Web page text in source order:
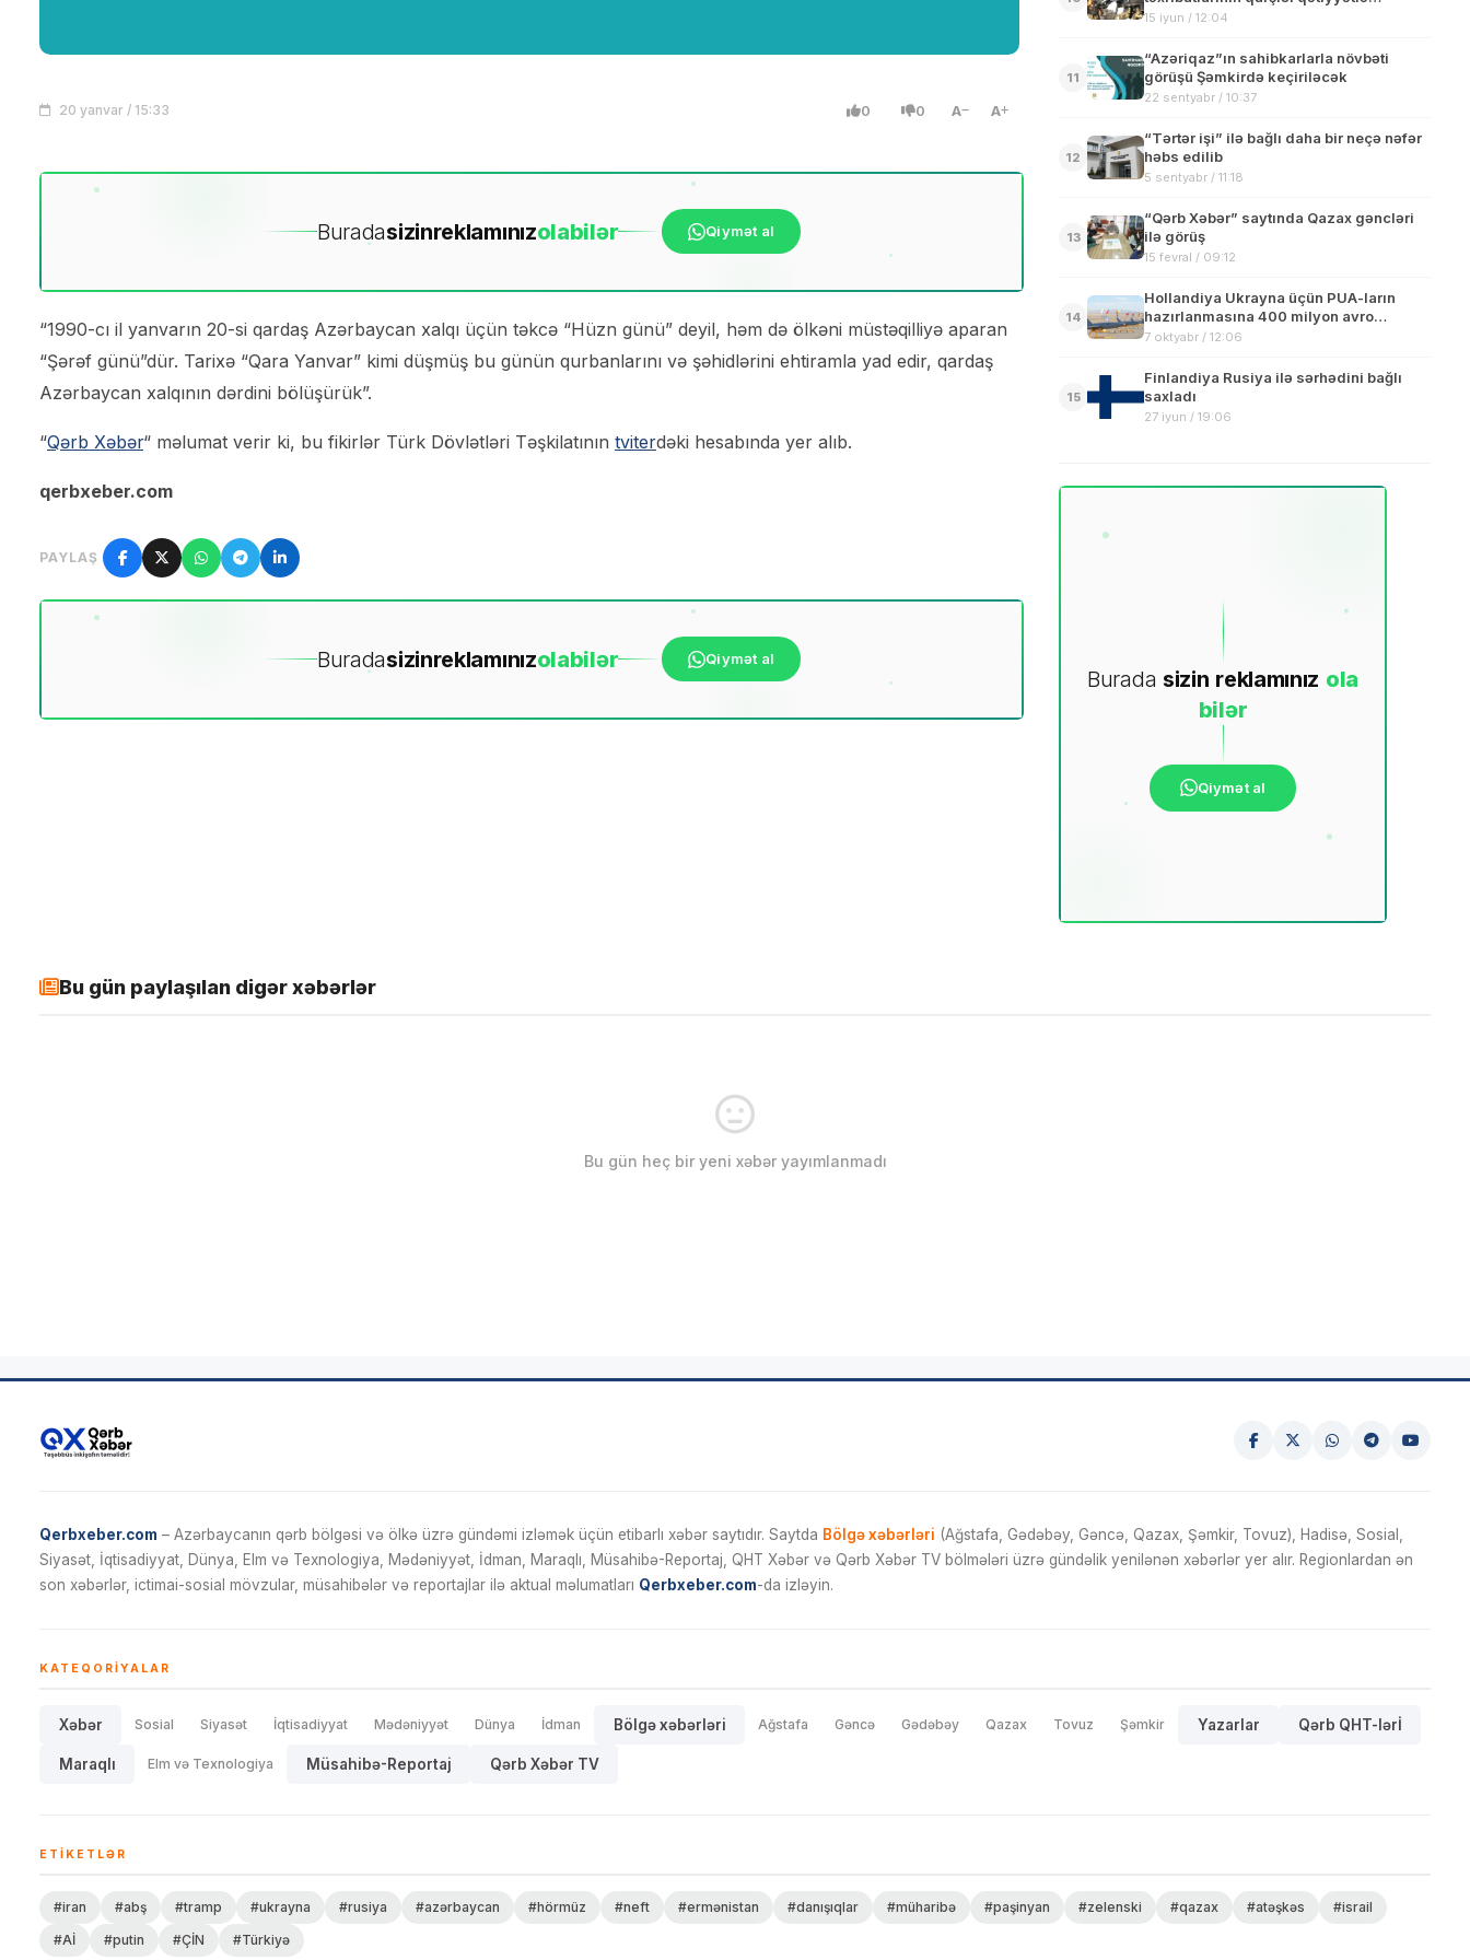
20 yanvar / 15:33 0 0 A A
Buradasizinreklamınızolabilər Qiymət al
“1990-cı il yanvarın 20-si qardaş Azərbaycan xalqı üçün təkcə “Hüzn günü” deyil, həm də ölkəni müstəqilliyə aparan
“Şərəf günü”dür. Tarixə “Qara Yanvar” kimi düşmüş bu günün qurbanlarını və şəhidlərini ehtiramla yad edir, qardaş
Azərbaycan xalqının dərdini bölüşürük”.
“Qərb Xəbər“ məlumat verir ki, bu fikirlər Türk Dövlətləri Təşkilatının tviterdəki hesabında yer alıb.
qerbxeber.com
PAYLAŞ
Buradasizinreklamınızolabilər Qiymət al
alınacaq”
15 iyun / 12:04
11
“Azəriqaz”ın sahibkarlarla növbəti
görüşü Şəmkirdə keçiriləcək
22 sentyabr / 10:37
12
“Tərtər işi” ilə bağlı daha bir neçə nəfər
həbs edilib
5 sentyabr / 11:18
13
“Qərb Xəbər” saytında Qazax gəncləri
ilə görüş
15 fevral / 09:12
14
Hollandiya Ukrayna üçün PUA-ların
hazırlanmasına 400 milyon avro
ayıracaq
7 oktyabr / 12:06
15
Finlandiya Rusiya ilə sərhədini bağlı
saxladı
27 iyun / 19:06
Burada sizin reklamınız ola
bilər
Qiymət al
Bu gün paylaşılan digər xəbərlər
Bu gün heç bir yeni xəbər yayımlanmadı
Qerbxeber.com – Azərbaycanın qərb bölgəsi və ölkə üzrə gündəmi izləmək üçün etibarlı xəbər saytıdır. Saytda Bölgə xəbərləri (Ağstafa, Gədəbəy, Gəncə, Qazax, Şəmkir, Tovuz), Hadisə, Sosial,
Siyasət, İqtisadiyyat, Dünya, Elm və Texnologiya, Mədəniyyət, İdman, Maraqlı, Müsahibə-Reportaj, QHT Xəbər və Qərb Xəbər TV bölmələri üzrə gündəlik yenilənən xəbərlər yer alır. Regionlardan ən
son xəbərlər, ictimai-sosial mövzular, müsahibələr və reportajlar ilə aktual məlumatları Qerbxeber.com-da izləyin.
KATEQORIYALAR
Xəbər Sosial Siyasət İqtisadiyyat Mədəniyyət Dünya İdman Bölgə xəbərləri Ağstafa Gəncə Gədəbəy Qazax Tovuz Şəmkir Yazarlar Qərb QHT-lərİ
Maraqlı Elm və Texnologiya Müsahibə-Reportaj Qərb Xəbər TV
ETIKETLƏR
#iran #abş #tramp #ukrayna #rusiya #azərbaycan #hörmüz #neft #ermənistan #danışıqlar #müharibə #paşinyan #zelenski #qazax #atəşkəs
#israil
#Aİ
#putin #ÇİN #Türkiyə